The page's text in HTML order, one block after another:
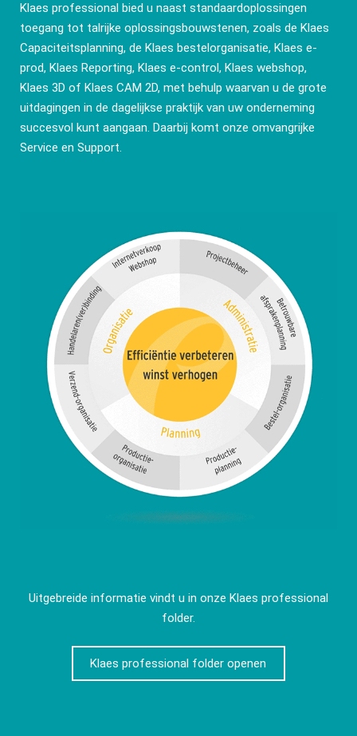
Klaes professional bied u naast standaardoplossingen
toegang tot talrijke oplossingsbouwstenen, zoals de Klaes
Capaciteitsplanning, de Klaes bestelorganisatie, Klaes e-
prod, Klaes Reporting, Klaes e-control, Klaes webshop,
Klaes 3D of Klaes CAM 2D, met behulp waarvan u de grote
uitdagingen in de dagelijkse praktijk van uw onderneming
succesvol kunt aangaan. Daarbij komt onze omvangrijke
Service en Support.
Uitgebreide informatie vindt u in onze Klaes professional
folder.
Klaes professional folder openen